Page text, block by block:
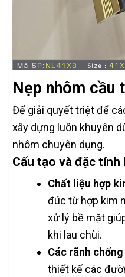
Nẹp nhôm cầu
Để giải quyết triệt để
xây dựng luôn khuyên
nhôm chuyên dụng.
Cấu tạo và đặc
Chất liệu hợp
đúc từ hợp kim
xử lý bề mặt
khi lau chùi.
Các rãnh
thiết kế các